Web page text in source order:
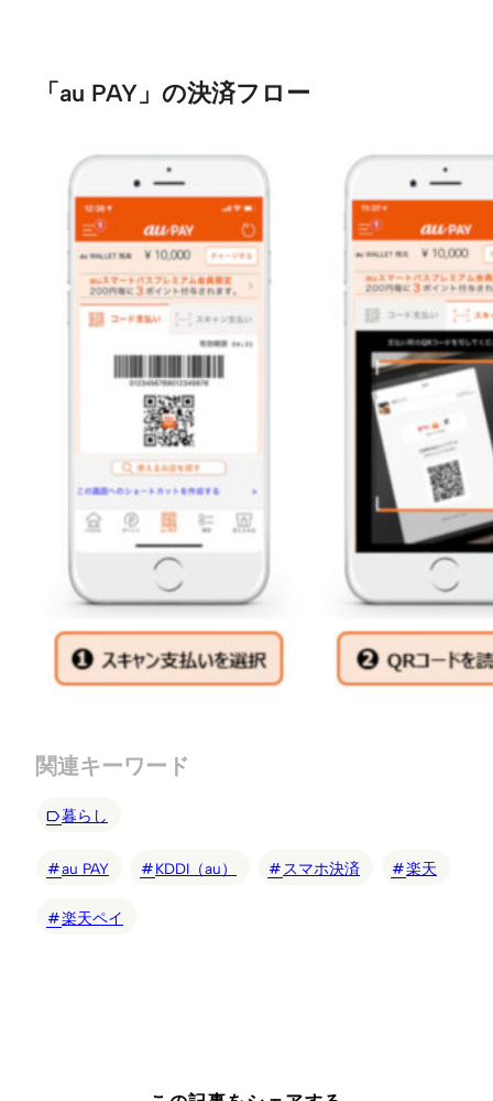
「au PAY」の決済フロー
関連キーワード
暮らし
au PAY KDDI（au） スマホ決済 楽天
楽天ペイ